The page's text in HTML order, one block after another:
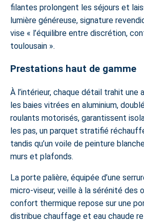
filantes prolongent les séjours et
lumière généreuse, signature
vise « l’équilibre entre discrétion,
toulousain ».
Prestations haut de gamme
À l’intérieur, chaque détail trahit une
les baies vitrées en aluminium,
roulants motorisés, garantissent
les pas, un parquet stratifié
tandis qu’un voile de peinture
murs et plafonds.
La porte palière, équipée d’une
micro-viseur, veille à la sérénité des
confort thermique repose sur une
distribue chauffage et eau chaude